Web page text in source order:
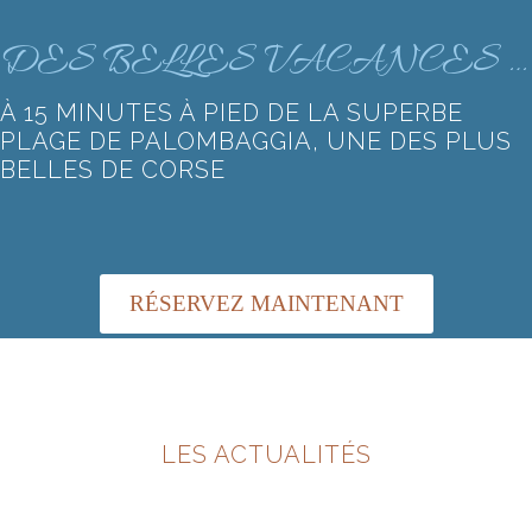
DES BELLES VACANCES …
À 15 MINUTES À PIED DE LA SUPERBE
PLAGE DE PALOMBAGGIA, UNE DES PLUS
BELLES DE CORSE
RÉSERVEZ MAINTENANT
LES ACTUALITÉS